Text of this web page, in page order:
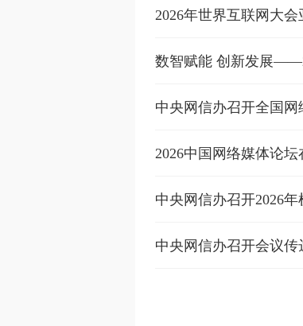
2026年世界互联网大
数智赋能 创新发展
中央网信办召开全国网
2026中国网络媒体论
中央网信办召开2026
中央网信办召开会议传